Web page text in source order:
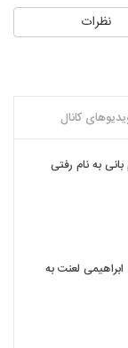
نظرات
کانال
به نام رفتی
لعنت به